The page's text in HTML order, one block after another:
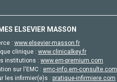
ELSEVIER MASSON
: www.elsevier-masson.fr
clinique : www.clinicalkey.fr
institutions : www.em-premium.com
sur l'EMC : emc-info.em-consulte.com
les infirmier(e)s : pratique-infirmiere.com